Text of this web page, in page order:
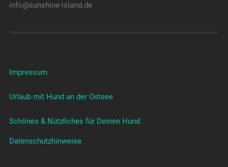
info@sunshine-island.de
Impressum
Urlaub mit Hund an der Ostsee
Schönes & Nützliches für Deinen Hund
Datenschutzhinweise